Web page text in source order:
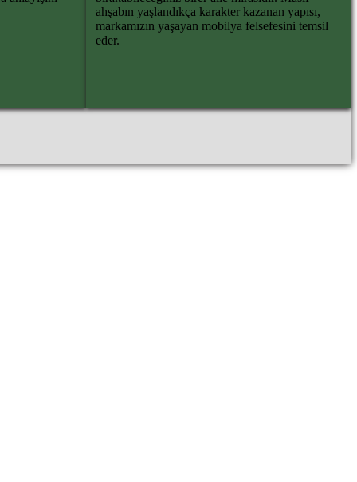
ahşabın yaşlandıkça karakter kazanan yapısı,
markamızın yaşayan mobilya felsefesini temsil
eder.